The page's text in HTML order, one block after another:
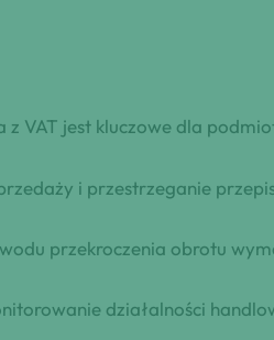
VAT jest kluczowe dla
i przestrzeganie
przekroczenia obrotu
działalności